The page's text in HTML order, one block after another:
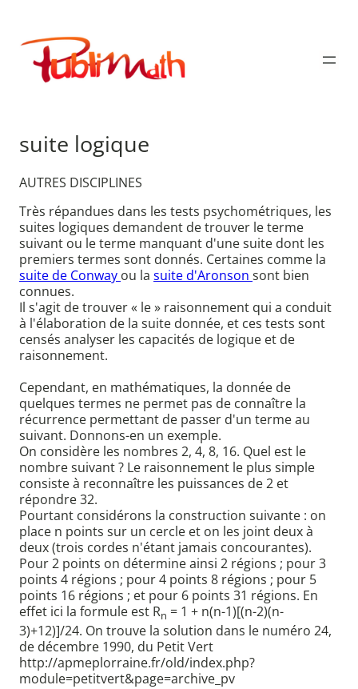
contenu
Publimath
suite logique
AUTRES DISCIPLINES
Très répandues dans les tests psychométriques, les
suites logiques demandent de trouver le terme
suivant ou le terme manquant d'une suite dont les
premiers termes sont donnés. Certaines comme la
suite de Conway ou la suite d'Aronson sont bien
connues.
Il s'agit de trouver « le » raisonnement qui a conduit
à l'élaboration de la suite donnée, et ces tests sont
censés analyser les capacités de logique et de
raisonnement.
Cependant, en mathématiques, la donnée de
quelques termes ne permet pas de connaître la
récurrence permettant de passer d'un terme au
suivant. Donnons-en un exemple.
On considère les nombres 2, 4, 8, 16. Quel est le
nombre suivant ? Le raisonnement le plus simple
consiste à reconnaître les puissances de 2 et
répondre 32.
Pourtant considérons la construction suivante : on
place n points sur un cercle et on les joint deux à
deux (trois cordes n'étant jamais concourantes).
Pour 2 points on détermine ainsi 2 régions ; pour 3
points 4 régions ; pour 4 points 8 régions ; pour 5
points 16 régions ; et pour 6 points 31 régions. En
effet ici la formule est Rn = 1 + n(n-1)[(n-2)(n-
3)+12)]/24. On trouve la solution dans le numéro 24,
de décembre 1990, du Petit Vert
http://apmeplorraine.fr/old/index.php?
module=petitvert&page=archive_pv